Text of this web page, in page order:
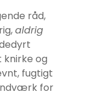
råd,
aldrig
knirke og
fugtigt
for